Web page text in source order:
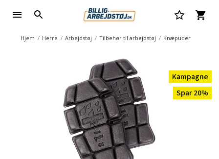
Hjem Herre Arbejdstøj Tilbehør til arbejdstøj Knæpuder
Kampagne
Spar 20%